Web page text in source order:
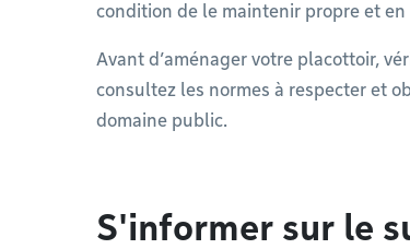
condition de le maintenir propre et en
Avant d’aménager votre placottoir,
consultez les normes à respecter et
domaine public.
S'informer sur le